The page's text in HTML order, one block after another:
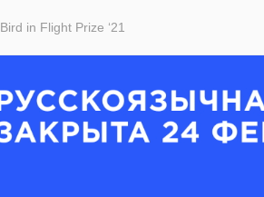
Bird in Flight Prize ‘21